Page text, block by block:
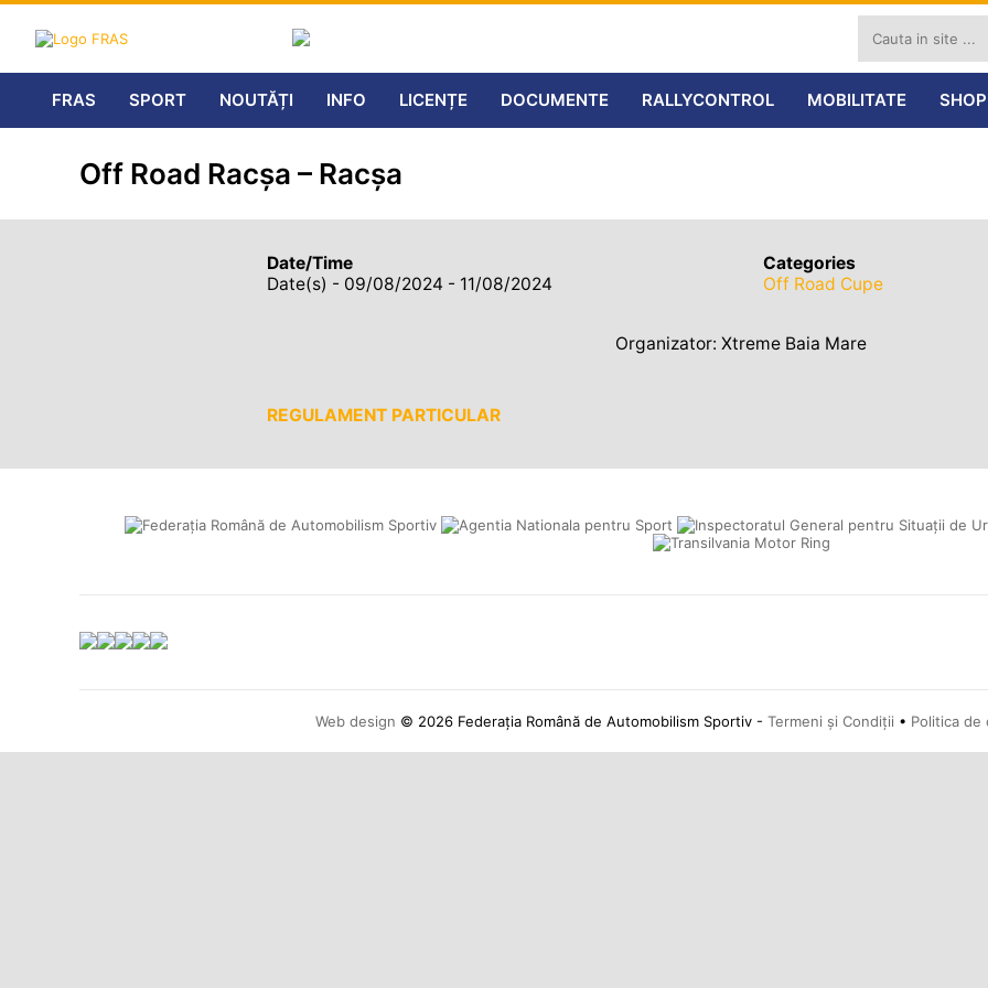
FRAS SPORT NOUTĂȚI INFO LICENȚE DOCUMENTE RALLYCONTROL MOBILITATE SHOP
Off Road Racșa – Racșa
Date/Time
Date(s) - 09/08/2024 - 11/08/2024
Categories
Off Road Cupe
Organizator: Xtreme Baia Mare
REGULAMENT PARTICULAR
Web design © 2026 Federația Română de Automobilism Sportiv - Termeni și Condiții • Politica de